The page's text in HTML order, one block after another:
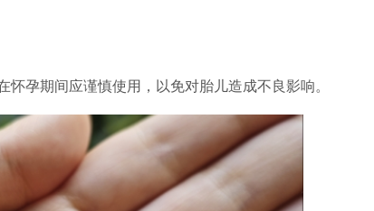
孕期间应谨慎使用，以免对胎儿造成不良影响。